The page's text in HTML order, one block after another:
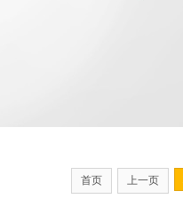
首页 上一页